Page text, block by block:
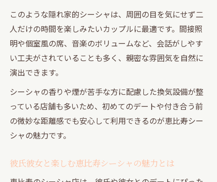
徴
デートに映える隠れ家シーシャ空間の選び
方
彼氏彼女と特別な時間を過ごせるシーシャ
中目黒周辺でシーシャデートを楽しむコツ
中目黒の隠れ家シーシャでデートが楽しく
なる理由
法
シーシャカフェで彼氏彼女と過ごす充実し
このような隠れ家的シーシャは、周囲の目を気にせず二
人だけの時間を楽しみたいカップルに最適です。間接照
明や個室風の席、音楽のボリュームなど、会話がしやす
い工夫がされていることも多く、親密な雰囲気を自然に
演出できます。
シーシャの香りや煙が苦手な方に配慮した換気設備が整
っている店舗も多いため、初めてのデートや付き合う前
の微妙な距離感でも安心して利用できるのが恵比寿シー
シャの魅力です。
彼氏彼女と楽しむ恵比寿シーシャの魅力とは